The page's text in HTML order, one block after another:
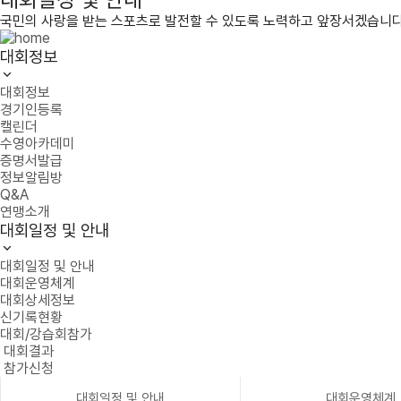
국민의 사랑을 받는 스포츠로 발전할 수 있도록 노력하고 앞장서겠습니
대회정보
대회정보
경기인등록
캘린더
수영아카데미
증명서발급
정보알림방
Q&A
연맹소개
대회일정 및 안내
대회일정 및 안내
대회운영체계
대회상세정보
신기록현황
대회/강습회참가
대회결과
참가신청